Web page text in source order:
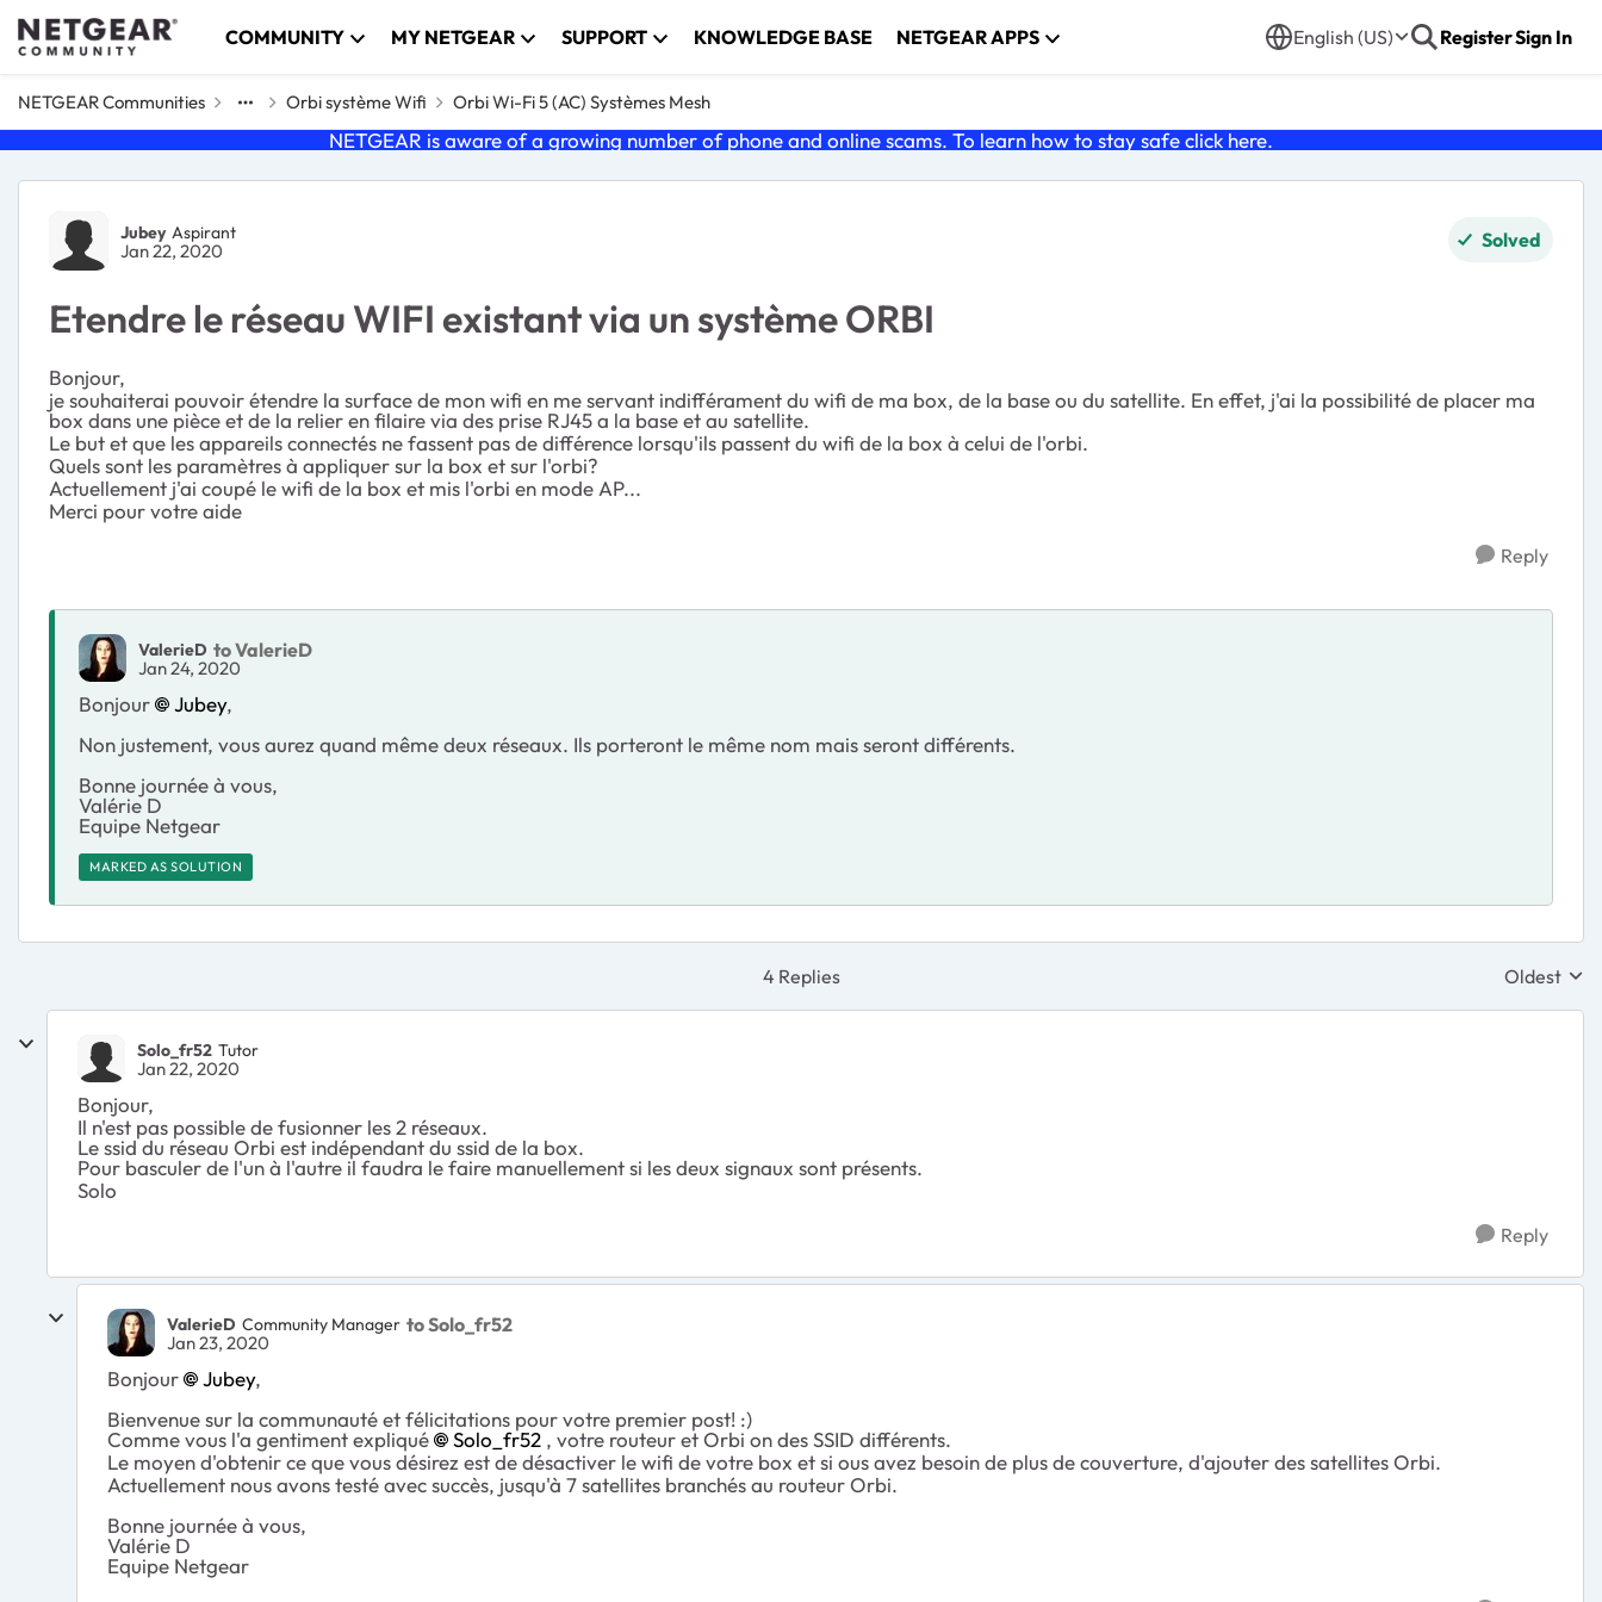
Skip to content COMMUNITY MY NETGEAR SUPPORT KNOWLEDGE BASE NETGEAR APPS English (US) RegisterSign In
NETGEAR Communities Orbi système Wifi Orbi Wi-Fi 5 (AC) Systèmes Mesh
NETGEAR is aware of a growing number of phone and online scams. To learn how to stay safe click here.
Forum Discussion
Jubey Aspirant
Jan 22, 2020 Solved
Etendre le réseau WIFI existant via un système ORBI
Bonjour,
je souhaiterai pouvoir étendre la surface de mon wifi en me servant indifférament du wifi de ma box, de la base ou du satellite. En effet, j'ai la possibilité de placer ma
box dans une pièce et de la relier en filaire via des prise RJ45 a la base et au satellite.
Le but et que les appareils connectés ne fassent pas de différence lorsqu'ils passent du wifi de la box à celui de l'orbi.
Quels sont les paramètres à appliquer sur la box et sur l'orbi?
Actuellement j'ai coupé le wifi de la box et mis l'orbi en mode AP...
Merci pour votre aide
Reply
ValerieD to ValerieD
Jan 24, 2020
Bonjour Jubey,
Non justement, vous aurez quand même deux réseaux. Ils porteront le même nom mais seront différents.
Bonne journée à vous,
Valérie D
Equipe Netgear
MARKED AS SOLUTION
4 Replies Replies
Oldest
Solo_fr52 Tutor
Jan 22, 2020
Bonjour,
Il n'est pas possible de fusionner les 2 réseaux.
Le ssid du réseau Orbi est indépendant du ssid de la box.
Pour basculer de l'un à l'autre il faudra le faire manuellement si les deux signaux sont présents.
Solo
Reply
ValerieD Community Manager to Solo_fr52
Jan 23, 2020
Bonjour Jubey,
Bienvenue sur la communauté et félicitations pour votre premier post! :)
Comme vous l'a gentiment expliqué
Solo_fr52 , votre routeur et Orbi on des SSID différents.
Le moyen d'obtenir ce que vous désirez est de désactiver le wifi de votre box et si ous avez besoin de plus de couverture, d'ajouter des satellites Orbi.
Actuellement nous avons testé avec succès, jusqu'à 7 satellites branchés au routeur Orbi.
Bonne journée à vous,
Valérie D
Equipe Netgear